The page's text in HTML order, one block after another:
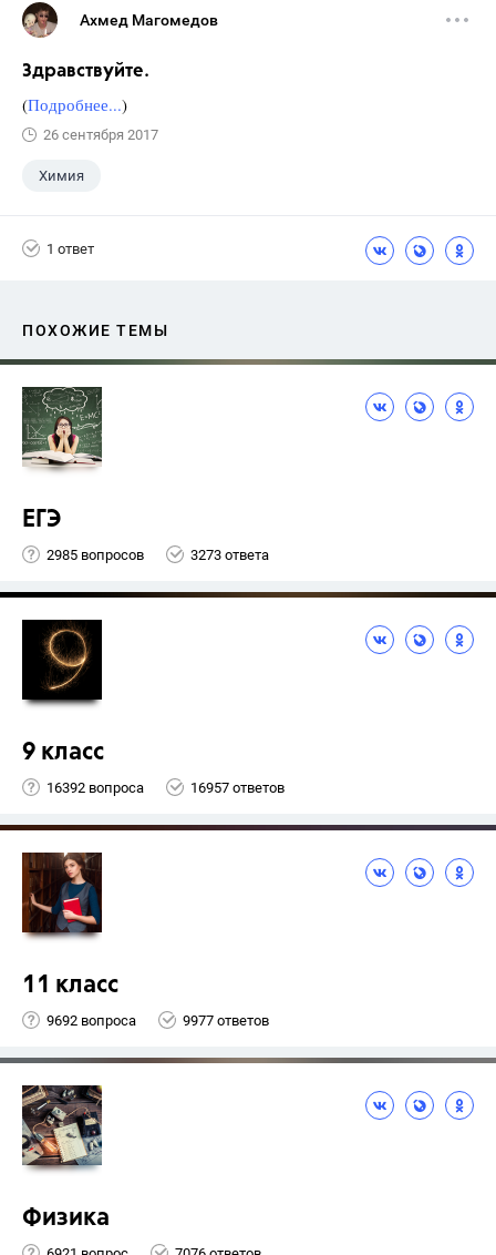
Ахмед Магомедов
Здравствуйте.
(Подробнее...)
26 сентября 2017
Химия
1 ответ
ПОХОЖИЕ ТЕМЫ
ЕГЭ
2985 вопросов 3273 ответа
9 класс
16392 вопроса 16957 ответов
11 класс
9692 вопроса 9977 ответов
Физика